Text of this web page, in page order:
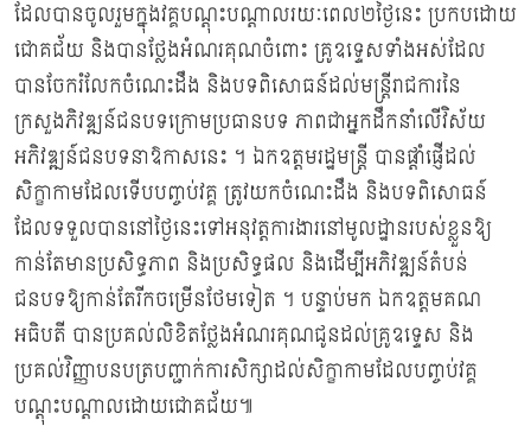
ដែលបានចូលរួមក្នុងវគ្គបណ្តុះបណ្តាលរយៈពេល២ថ្ងៃនេះ ប្រកបដោយ
ជោគជ័យ និងបានថ្លែងអំណរគុណចំពោះ គ្រូឧទ្ទេសទាំងអស់ដែល
បានចែករំលែកចំណេះដឹង និងបទពិសោធន៍ដល់មន្ត្រីរាជការនៃ
ក្រសួងភិវឌ្ឍន៍ជនបទក្រោមប្រធានបទ ភាពជាអ្នកដឹកនាំលើវិស័យ
អភិវឌ្ឍន៍ជនបទនាឱកាសនេះ ។ ឯកឧត្ដមរដ្ឋមន្រ្ដី បានផ្ដាំផ្ញើដល់
សិក្ខាកាមដែលទើបបញ្ចប់វគ្គ ត្រូវយកចំណេះដឹង និងបទពិសោធន៍
ដែលទទួលបាននៅថ្ងៃនេះទៅអនុវត្តការងារនៅមូលដ្ឋានរបស់ខ្លួនឱ្យ
កាន់តែមានប្រសិទ្ធភាព និងប្រសិទ្ធផល និងដើម្បីអភិវឌ្ឍន៍តំបន់
ជនបទឱ្យកាន់តែរីកចម្រើនថែមទៀត ។ បន្ទាប់មក ឯកឧត្ដមគណ
អធិបតី បានប្រគល់លិខិតថ្លែងអំណរគុណជូនដល់គ្រូឧទ្ទេស និង
ប្រគល់វិញ្ញាបនបត្របញ្ជាក់ការសិក្សាដល់សិក្ខាកាមដែលបញ្ចប់វគ្គ
បណ្ដុះបណ្ដាលដោយជោគជ័យ៕